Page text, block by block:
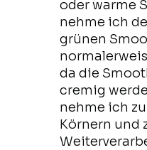
oder warme
nehme ich
grünen
da die
cremig
nehme ich
Körnern und